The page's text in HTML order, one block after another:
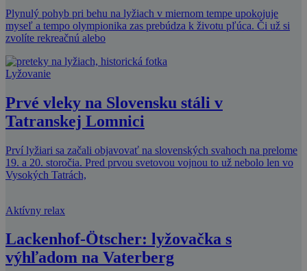
Plynulý pohyb pri behu na lyžiach v miernom tempe upokojuje
myseľ a tempo olympionika zas prebúdza k životu pľúca. Či už si
zvolíte rekreačnú alebo
Lyžovanie
Prvé vleky na Slovensku stáli v
Tatranskej Lomnici
Prví lyžiari sa začali objavovať na slovenských svahoch na prelome
19. a 20. storočia. Pred prvou svetovou vojnou to už nebolo len vo
Vysokých Tatrách,
Aktívny relax
Lackenhof-Ötscher: lyžovačka s
výhľadom na Vaterberg